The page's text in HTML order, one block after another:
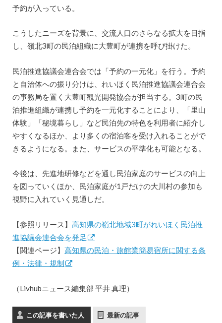
予約が入っている。
こうしたニーズを背景に、交流人口のさらなる拡大を目指
し、嶺北3町の民泊組織に大豊町が連携を呼び掛けた。
民泊推進協議会連合会では「予約の一元化」を行う。予約
と自治体への振り分けは、れいほく民泊推進協議会連合会
の事務局を置く大豊町観光開発協会が担当する。3町の民
泊推進組織が連携し予約を一元化することにより、「里山
体験」「秘境暮らし」など民泊先の特色を利用者に紹介し
やすくなるほか、より多くの宿泊客を受け入れることがで
きるようになる。また、サービスの平準化も可能となる。
今後は、先進地研修などを通し民泊家庭のサービスの向上
を図っていくほか、民泊家庭が1戸だけの大川村の参加も
視野に入れていく見通しだ。
【参照リリース】 高知県の嶺北地域3町がれいほく民泊推
進協議会連合会を発足
【関連ページ】 高知県の民泊・旅館業簡易宿所に関する条
例・法律・規制
（Livhubニュース編集部 平井 真理）
この記事を書いた人 最新の記事